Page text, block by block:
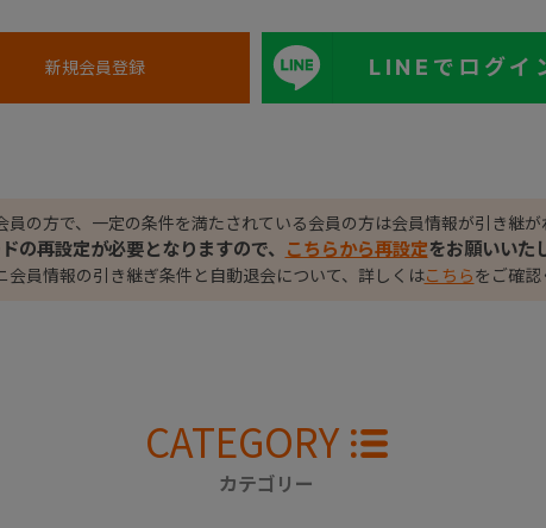
LINEでログイ
員の方で、一定の条件を満たされている会員の方は会員情報が引き継が
の再設定が必要となりますので、 こちらから再設定をお願いいた
会員情報の引き継ぎ条件と自動退会について、詳しくはこちらをご確認
CATEGORY
カテゴリー